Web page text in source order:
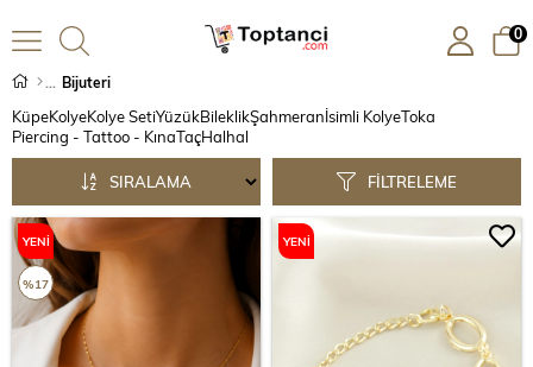
0
Bijuteri
KüpeKolyeKolye SetiYüzükBileklikŞahmeranİsimli KolyeToka
Piercing - Tattoo - KınaTaçHalhal
FILTRELEME
SIRALAMA
YENI
ÜRÜN
%17
YENI